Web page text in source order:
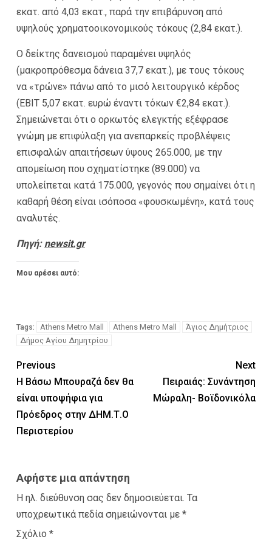
εκατ. από 4,03 εκατ., παρά την επιβάρυνση από
υψηλούς χρηματοοικονομικούς τόκους (2,84 εκατ.).
Ο δείκτης δανεισμού παραμένει υψηλός
(μακροπρόθεσμα δάνεια 37,7 εκατ.), με τους τόκους
να «τρώνε» πάνω από το μισό λειτουργικό κέρδος
(EBIT 5,07 εκατ. ευρώ έναντι τόκων €2,84 εκατ.).
Σημειώνεται ότι ο ορκωτός ελεγκτής εξέφρασε
γνώμη με επιφύλαξη για ανεπαρκείς προβλέψεις
επισφαλών απαιτήσεων ύψους 265.000, με την
απομείωση που σχηματίστηκε (89.000) να
υπολείπεται κατά 175.000, γεγονός που σημαίνει ότι η
καθαρή θέση είναι ισόποσα «φουσκωμένη», κατά τους
αναλυτές.
Πηγή: newsit.gr
Μου αρέσει αυτό:
Tags: Athens Metro Mall Αthens Metro Mall
Άγιος Δημήτριος
Δήμος Αγίου Δημητρίου
Previous
Η Βάσω Μπουραζά δεν θα
είναι υποψήφια για
Πρόεδρος στην ΔΗΜ.Τ.Ο
Περιστερίου
Next
Πειραιάς: Συνάντηση
Μώραλη- Βοϊδονικόλα
Αφήστε μια απάντηση
Η ηλ. διεύθυνση σας δεν δημοσιεύεται. Τα
υποχρεωτικά πεδία σημειώνονται με *
Σχόλιο *